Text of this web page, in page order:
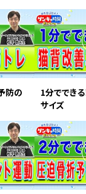
防の
1分ででき
サイズ